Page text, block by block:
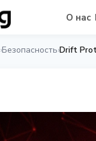
О нас
›Безопасность›Drift